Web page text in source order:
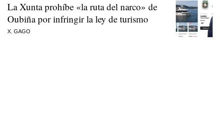
La Xunta prohíbe «la ruta del narco» de
Oubiña por infringir la ley de turismo
X. GAGO